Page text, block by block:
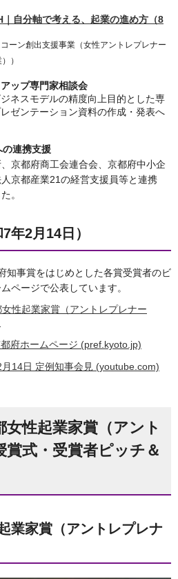
自分軸で考える、起業の進め方（8
ーン創出支援事業（女性アントレプレナー
）
ップ専門家相談会
ネスモデルの精度向上目的とした専
ゼンテーション資料の作成・発表へ
連携支援
京都府商工会連合会、京都府中小企
京都産業21の経営支援員等と連携
。
年2月14日）
知事賞をはじめとした各賞受賞者のビ
ページで公表しています。
女性起業家賞（アントレプレナー
府ホームページ (pref.kyoto.jp)
月14日 定例知事会見 (youtube.com)
女性起業家賞（アント
賞式・受賞者ピッチ＆
業家賞（アントレプレナ